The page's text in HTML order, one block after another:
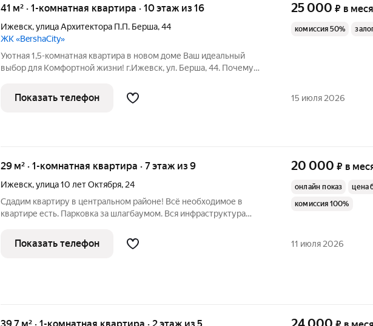
41 м² · 1-комнатная квартира · 10 этаж из 16
Ижевск,улица Архитектора П.П. Берша,44
ЖК «BershaCity»
Уютная 1,5-комнатная квартира в новом доме Ваш идеальный
выбор для Комфортной жизни! г.Ижевск, ул. Берша, 44. Почему
2025 года постройки современные технологии, отличная
шумоизоляция и
25 000 ₽ в
комиссия 50%
Показать телефон 15 июля 2026
29 м² · 1-комнатная квартира · 7 этаж из 9
Ижевск,улица 10 лет Октября, 24
Сдадим квартиру в центральном районе! Всё необходимое в
квартире есть. Парковка за шлагбаумом. Вся инфраструктура
138766851
20 000 ₽ в
онлайн показ
цена
комиссия 100%
Показать телефон 11 июля 2026